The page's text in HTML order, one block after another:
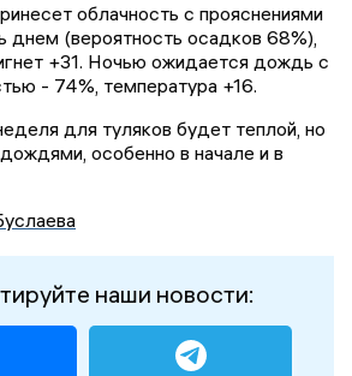
облачность с прояснениями
днем (вероятность осадков 68%),
+31. Ночью ожидается дождь с
- 74%, температура +16.
для туляков будет теплой, но
особенно в начале и в
наши новости: